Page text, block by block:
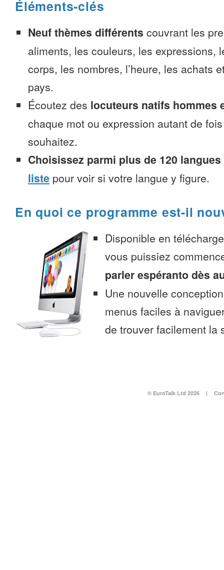
Éléments-clés
Neuf thèmes différents couvrant les
aliments, les couleurs, les expressions,
corps, les nombres, l’heure, les achats
pays.
Écoutez des locuteurs natifs hommes
chaque mot ou expression autant de
souhaitez.
Choisissez parmi plus de 120 langues
liste pour voir si votre langue y figure.
En quoi ce programme est-il
Disponible en
vous puissiez
parler espéranto dès
Une nouvelle
menus faciles à
de trouver facilement la
© EuroTalk Ltd 2026 |